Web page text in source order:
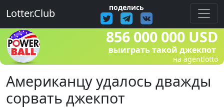
Lotter.Club поделись
856 000 000 USD
выиграть такой джекпот
на agentlotto
Американцу удалось дважды
сорвать джекпот